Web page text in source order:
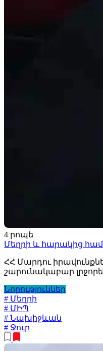
4 րոպե
Մեղրի և հարակից
ՀՀ Մարդու
շարունակաբար
Նորություններ
# Մեղրի
# ՄԻՊ
# Նախիջևան
# Ջուր